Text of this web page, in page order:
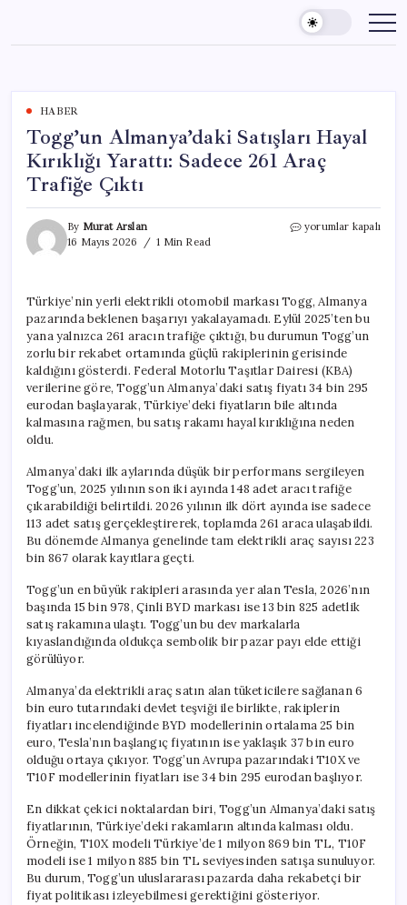
content
HABER
Togg’un Almanya’daki Satışları Hayal
Kırıklığı Yarattı: Sadece 261 Araç
Trafiğe Çıktı
By Murat Arslan
16 Mayıs 2026
1 Min Read
Togg’un
Yarattı:
Sadece
261
Araç
Trafiğe
Çıktı
için
yorumlar kapalı
Türkiye’nin yerli elektrikli otomobil markası Togg, Almanya
pazarında beklenen başarıyı yakalayamadı. Eylül 2025’ten bu
yana yalnızca 261 aracın trafiğe çıktığı, bu durumun Togg’un
zorlu bir rekabet ortamında güçlü rakiplerinin gerisinde
kaldığını gösterdi. Federal Motorlu Taşıtlar Dairesi (KBA)
verilerine göre, Togg’un Almanya’daki satış fiyatı 34 bin 295
eurodan başlayarak, Türkiye’deki fiyatların bile altında
kalmasına rağmen, bu satış rakamı hayal kırıklığına neden
oldu.
Almanya’daki ilk aylarında düşük bir performans sergileyen
Togg’un, 2025 yılının son iki ayında 148 adet aracı trafiğe
çıkarabildiği belirtildi. 2026 yılının ilk dört ayında ise sadece
113 adet satış gerçekleştirerek, toplamda 261 araca ulaşabildi.
Bu dönemde Almanya genelinde tam elektrikli araç sayısı 223
bin 867 olarak kayıtlara geçti.
Togg’un en büyük rakipleri arasında yer alan Tesla, 2026’nın
başında 15 bin 978, Çinli BYD markası ise 13 bin 825 adetlik
satış rakamına ulaştı. Togg’un bu dev markalarla
kıyaslandığında oldukça sembolik bir pazar payı elde ettiği
görülüyor.
Almanya’da elektrikli araç satın alan tüketicilere sağlanan 6
bin euro tutarındaki devlet teşviği ile birlikte, rakiplerin
fiyatları incelendiğinde BYD modellerinin ortalama 25 bin
euro, Tesla’nın başlangıç fiyatının ise yaklaşık 37 bin euro
olduğu ortaya çıkıyor. Togg’un Avrupa pazarındaki T10X ve
T10F modellerinin fiyatları ise 34 bin 295 eurodan başlıyor.
En dikkat çekici noktalardan biri, Togg’un Almanya’daki satış
fiyatlarının, Türkiye’deki rakamların altında kalması oldu.
Örneğin, T10X modeli Türkiye’de 1 milyon 869 bin TL, T10F
modeli ise 1 milyon 885 bin TL seviyesinden satışa sunuluyor.
Bu durum, Togg’un uluslararası pazarda daha rekabetçi bir
fiyat politikası izleyebilmesi gerektiğini gösteriyor.